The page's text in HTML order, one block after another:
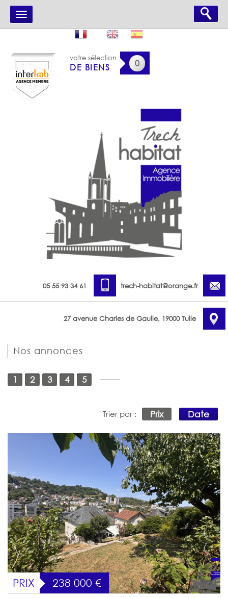
votre sélection
DE BIENS 0
05 55 93 34 61 trech-habitat@orange.fr
27 avenue Charles de Gaulle, 19000 Tulle
Nos annonces
1 2 3 4 5
Trier par : Prix Date
PRIX 238 000 €